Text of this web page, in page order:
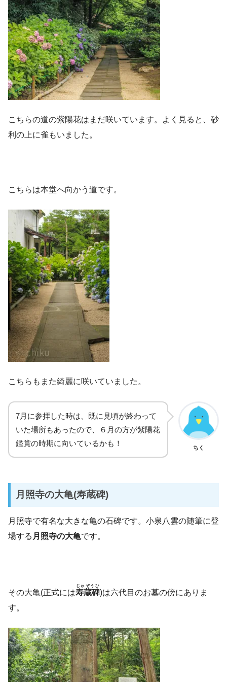
こちらの道の紫陽花はまだ咲いています。よく見ると、砂
利の上に雀もいました。
こちらは本堂へ向かう道です。
こちらもまた綺麗に咲いていました。
7月に参拝した時は、既に見頃が終わって
いた場所もあったので、６月の方が紫陽花
鑑賞の時期に向いているかも！
ちく
月照寺の大亀(寿蔵碑)
月照寺で有名な大きな亀の石碑です。小泉八雲の随筆に登
場する 月照寺の大亀です。
その大亀(正式には寿蔵碑
じゅぞうひ
)は六代目のお墓の傍にありま
す。